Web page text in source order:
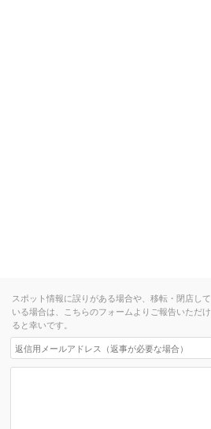
スポット情報に誤りがある場合や、移転・閉店して
いる場合は、こちらのフォームよりご報告いただけ
ると幸いです。